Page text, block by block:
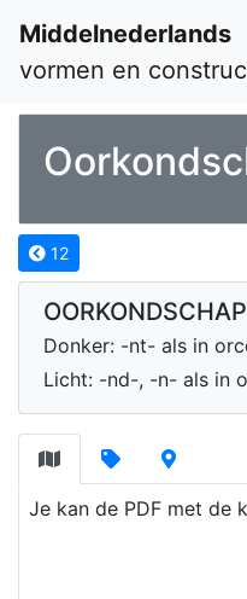
Middelnederlands
vormen en
12
Donker: -nt- als in
Licht: -nd-, -n- als in
Je kan de PDF met de